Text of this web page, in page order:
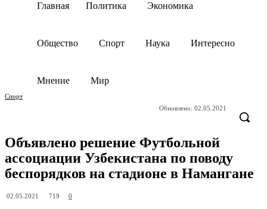
Главная Политика Экономика
Общество Спорт Наука Интересно
Мнение Мир
Спорт
Обновлено: 02.05.2021
Объявлено решение Футбольной
ассоциации Узбекистана по поводу
беспорядков на стадионе в Намангане
02.05.2021 719 0